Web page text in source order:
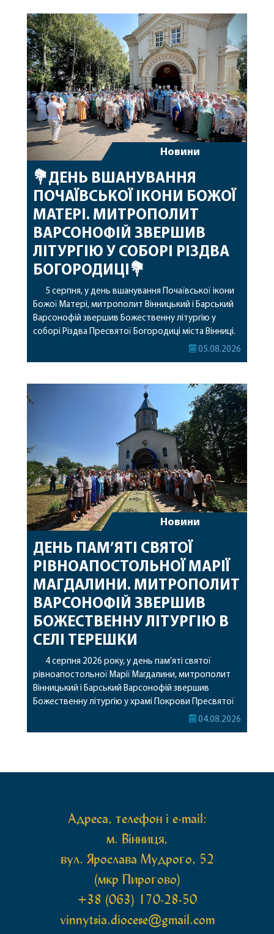
побажавши йому міцного здоров’я, Божої
допомоги, миру, духовної радості та
благословенних успіхів у подальшому
архіпастирському служінні. […]
Новини
💐ДЕНЬ ВШАНУВАННЯ
ПОЧАЇВСЬКОЇ ІКОНИ БОЖОЇ
МАТЕРІ. МИТРОПОЛИТ
ВАРСОНОФІЙ ЗВЕРШИВ
ЛІТУРГІЮ У СОБОРІ РІЗДВА
БОГОРОДИЦІ💐
5 серпня, у день вшанування Почаївської ікони
Божої Матері, митрополит Вінницький і Барський
Варсонофій звершив Божественну літургію у
соборі Різдва Пресвятої Богородиці міста Вінниці.
Його Високопреосвященству співслужили
священному сані. Під час богослужіння підносилися
особливі молитви за мир в Україні, за воїнів, які
05.08.2026
Новини
ДЕНЬ ПАМ’ЯТІ СВЯТОЇ
РІВНОАПОСТОЛЬНОЇ МАРІЇ
МАГДАЛИНИ. МИТРОПОЛИТ
ВАРСОНОФІЙ ЗВЕРШИВ
БОЖЕСТВЕННУ ЛІТУРГІЮ В
СЕЛІ ТЕРЕШКИ
4 серпня 2026 року, у день пам’яті святої
рівноапостольної Марії Магдалини, митрополит
Вінницький і Барський Варсонофій звершив
Божественну літургію у храмі Покрови Пресвятої
Богородиці села Терешки Барського благочиння.
04.08.2026
Адреса, телефон і e-mail:
м. Вінниця,
вул. Ярослава Мудрого, 52
(мкр Пирогово)
+38 (063) 170-28-50
vinnytsia.diocese@gmail.com